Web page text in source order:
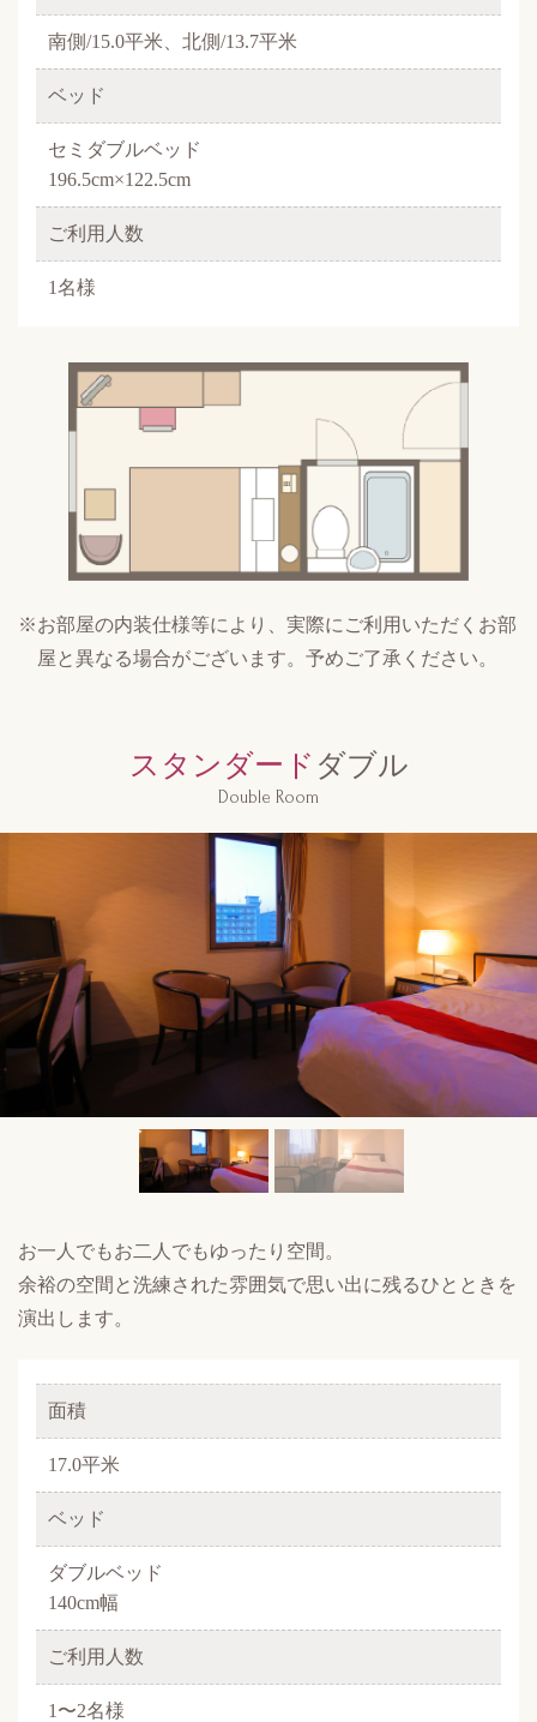
南側/15.0平米、北側/13.7平米
ベッド
セミダブルベッド
196.5cm×122.5cm
ご利用人数
1名様
※お部屋の内装仕様等により、実際にご利用いただくお部
屋と異なる場合がございます。予めご了承ください。
スタンダード ダブル
Double Room
お一人でもお二人でもゆったり空間。
余裕の空間と洗練された雰囲気で思い出に残るひとときを
演出します。
面積
17.0平米
ベッド
ダブルベッド
140cm幅
ご利用人数
1〜2名様